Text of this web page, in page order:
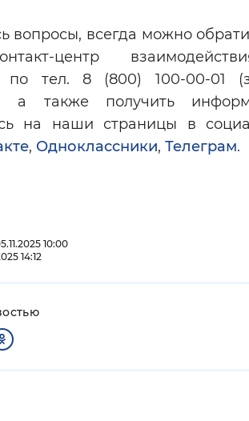
вопросы, всегда можно
центр
по тел. 8 (800) 100-00-01
а также получить
на наши страницы в
, Одноклассники, Телеграм.
10:00
14:12